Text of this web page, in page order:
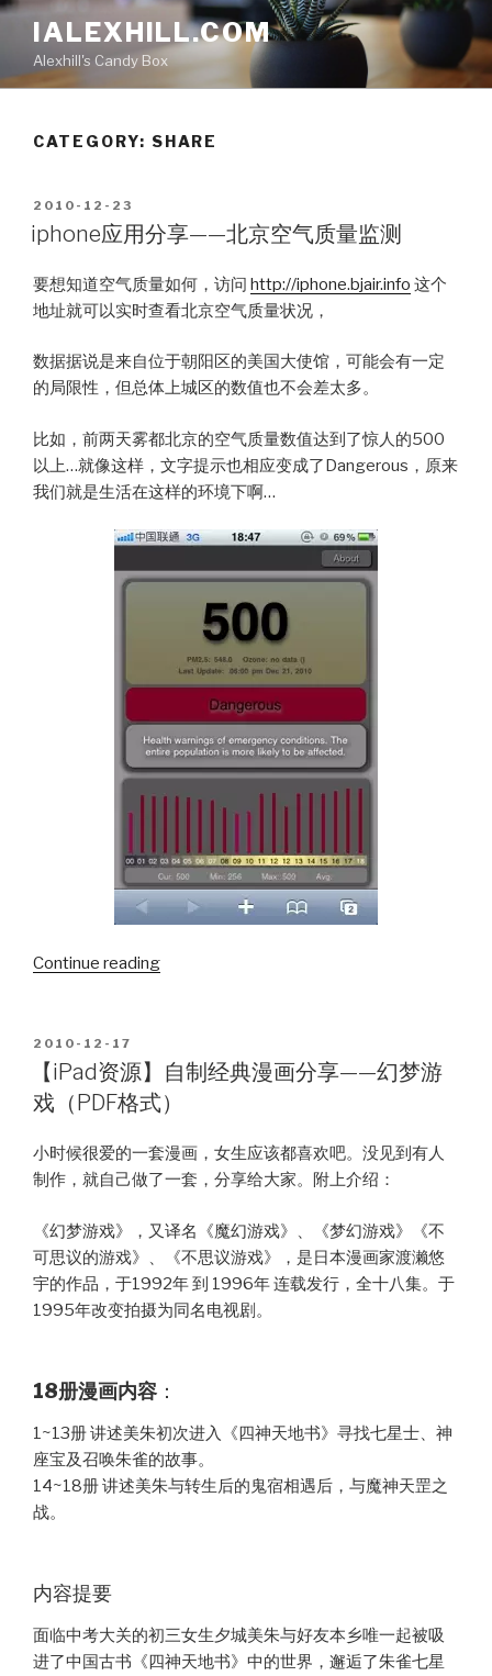
Skip
content
IALEXHILL.COM
Alexhill's Candy Box
CATEGORY: SHARE
POSTED
ON
2010-12-23
iphone应用分享——北京空气质量监测
要想知道空气质量如何，访问 http://iphone.bjair.info 这个
地址就可以实时查看北京空气质量状况，
数据据说是来自位于朝阳区的美国大使馆，可能会有一定
的局限性，但总体上城区的数值也不会差太多。
比如，前两天雾都北京的空气质量数值达到了惊人的500
以上…就像这样，文字提示也相应变成了Dangerous，原来
我们就是生活在这样的环境下啊…
Continue reading“iphone
享
——
北
京
空
质
量
监
测”
POSTED
ON
2010-12-17
【iPad资源】自制经典漫画分享——幻梦游
戏（PDF格式）
小时候很爱的一套漫画，女生应该都喜欢吧。没见到有人
制作，就自己做了一套，分享给大家。附上介绍：
《幻梦游戏》，又译名《魔幻游戏》、《梦幻游戏》《不
可思议的游戏》、《不思议游戏》，是日本漫画家渡濑悠
宇的作品，于1992年 到 1996年 连载发行，全十八集。于
1995年改变拍摄为同名电视剧。
18册漫画内容 ：
1~13册 讲述美朱初次进入《四神天地书》寻找七星士、神
座宝及召唤朱雀的故事。
14~18册 讲述美朱与转生后的鬼宿相遇后，与魔神天罡之
战。
内容提要
面临中考大关的初三女生夕城美朱与好友本乡唯一起被吸
进了中国古书《四神天地书》中的世界，邂逅了朱雀七星